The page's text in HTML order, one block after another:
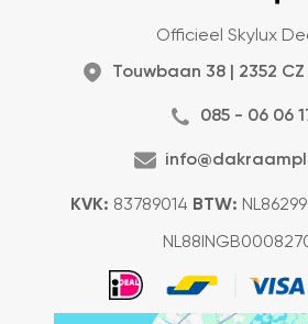
Officieel Skylux
Touwbaan 38 | 2352
085 - 06 06
KVK: 83789014 BTW: